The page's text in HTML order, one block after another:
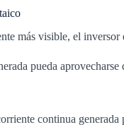
más visible, el
pueda
continua